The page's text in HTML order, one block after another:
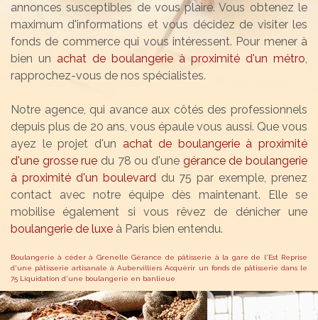
annonces susceptibles de vous plaire. Vous obtenez le
maximum d'informations et vous décidez de visiter les
fonds de commerce qui vous intéressent. Pour mener à
bien un achat de boulangerie à proximité d'un métro,
rapprochez-vous de nos spécialistes.
Notre agence, qui avance aux côtés des professionnels
depuis plus de 20 ans, vous épaule vous aussi. Que vous
ayez le projet d'un achat de boulangerie à proximité
d'une grosse rue du 78 ou d'une gérance de boulangerie
à proximité d'un boulevarddu 75 par exemple, prenez
contact avec notre équipe dès maintenant. Elle se
mobilise également si vous rêvez de dénicher une
boulangerie de luxe à Paris bien entendu.
Boulangerie à céder à Grenelle Gérance de pâtisserie à la gare de l'Est Reprise
d'une pâtisserie artisanale à Aubervilliers Acquérir un fonds de pâtisserie dans le
75 Liquidation d'une boulangerie en banlieue